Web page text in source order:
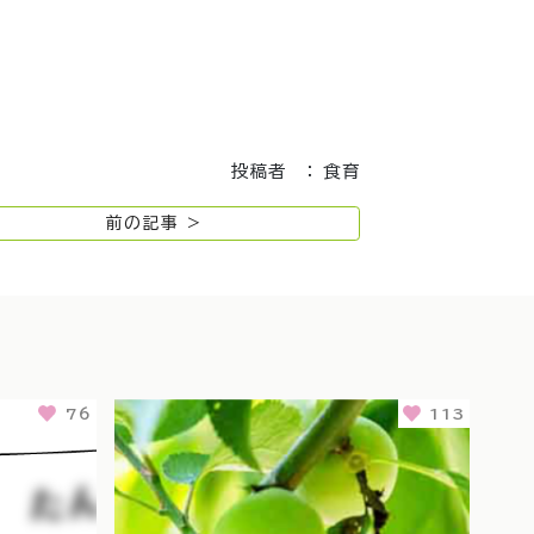
投稿者 ： 食育
前の記事 >
76 113